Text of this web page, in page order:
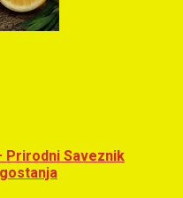
Prirodni Saveznik